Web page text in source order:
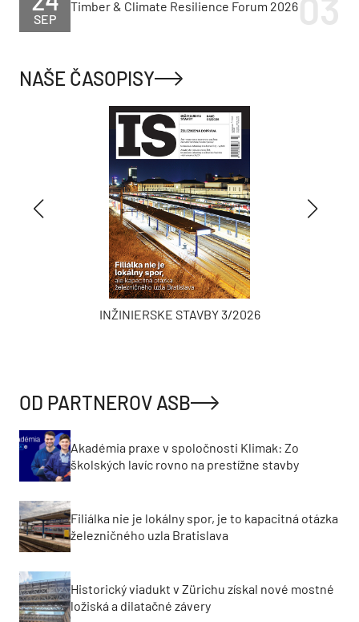
SEP
Timber & Climate Resilience Forum 2026
NAŠE ČASOPISY
INŽINIERSKE STAVBY 3/2026
OD PARTNEROV ASB
Akadémia praxe v spoločnosti Klimak: Zo
školských lavíc rovno na prestížne stavby
Filiálka nie je lokálny spor, je to kapacitná otázka
železničného uzla Bratislava
Historický viadukt v Zürichu získal nové mostné
ložiská a dilatačné závery